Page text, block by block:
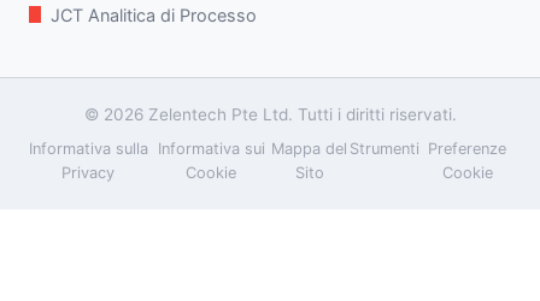
JCT Analitica di Processo
© 2026 Zelentech Pte Ltd. Tutti i diritti riservati.
Informativa sulla
Privacy
Informativa sui
Cookie
Mappa del
Sito
Strumenti Preferenze
Cookie